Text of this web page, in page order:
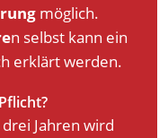
möglich.
n selbst kann ein
erklärt werden.
Jahren wird